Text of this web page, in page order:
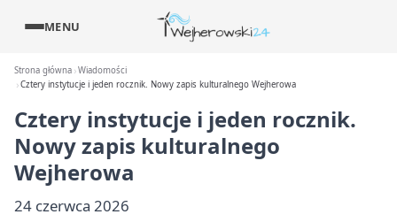
MENU
Strona główna Wiadomości
Cztery instytucje i jeden rocznik. Nowy zapis kulturalnego Wejherowa
Cztery instytucje i jeden rocznik.
Nowy zapis kulturalnego
Wejherowa
24 czerwca 2026